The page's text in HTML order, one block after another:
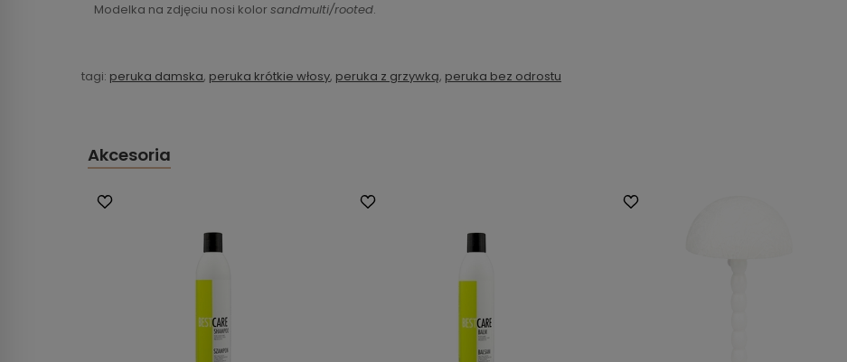
Modelka na zdjęciu nosi kolor sandmulti/rooted.
tagi: peruka damska, peruka krótkie włosy, peruka z grzywką, peruka bez odrostu
Akcesoria